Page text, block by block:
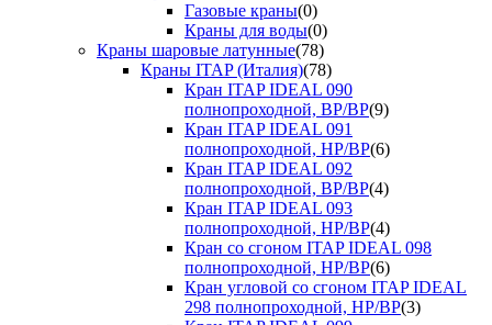
Газовые краны(0)
Краны для воды(0)
Краны шаровые латунные(78)
Краны ITAP (Италия)(78)
Кран ITAP IDEAL 090
полнопроходной, ВР/ВР(9)
Кран ITAP IDEAL 091
полнопроходной, НР/ВР(6)
Кран ITAP IDEAL 092
полнопроходной, ВР/ВР(4)
Кран ITAP IDEAL 093
полнопроходной, НР/ВР(4)
Кран со сгоном ITAP IDEAL 098
полнопроходной, НР/ВР(6)
Кран угловой со сгоном ITAP IDEAL
298 полнопроходной, НР/ВР(3)